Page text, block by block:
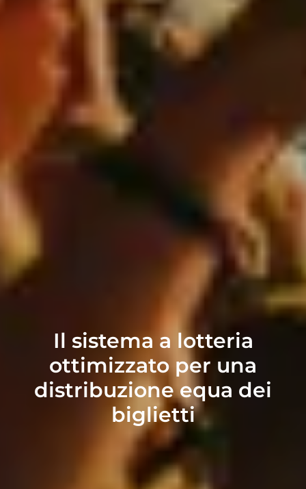
Il sistema a lotteria
ottimizzato per una
distribuzione equa dei
biglietti